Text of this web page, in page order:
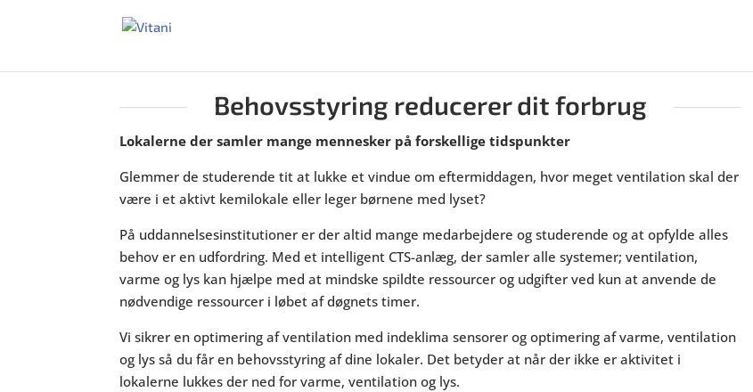
Behovsstyring reducerer dit forbrug
Lokalerne der samler mange mennesker på forskellige tidspunkter
Glemmer de studerende tit at lukke et vindue om eftermiddagen, hvor meget ventilation skal der
være i et aktivt kemilokale eller leger børnene med lyset?
På uddannelsesinstitutioner er der altid mange medarbejdere og studerende og at opfylde alles
behov er en udfordring. Med et intelligent CTS-anlæg, der samler alle systemer; ventilation,
varme og lys kan hjælpe med at mindske spildte ressourcer og udgifter ved kun at anvende de
nødvendige ressourcer i løbet af døgnets timer.
Vi sikrer en optimering af ventilation med indeklima sensorer og optimering af varme, ventilation
og lys så du får en behovsstyring af dine lokaler. Det betyder at når der ikke er aktivitet i
lokalerne lukkes der ned for varme, ventilation og lys.